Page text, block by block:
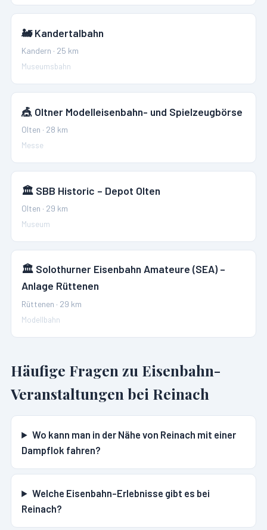
🚂 Kandertalbahn
Kandern · 25 km
Museumsbahn
🎪 Oltner Modelleisenbahn- und Spielzeugbörse
Olten · 28 km
Messe
🏛️ SBB Historic – Depot Olten
Olten · 29 km
Museum
🏛️ Solothurner Eisenbahn Amateure (SEA) –
Anlage Rüttenen
Rüttenen · 29 km
Modellbahn
Häufige Fragen zu Eisenbahn-
Veranstaltungen bei Reinach
Wo kann man in der Nähe von Reinach mit einer
Dampflok fahren?
Welche Eisenbahn-Erlebnisse gibt es bei
Reinach?